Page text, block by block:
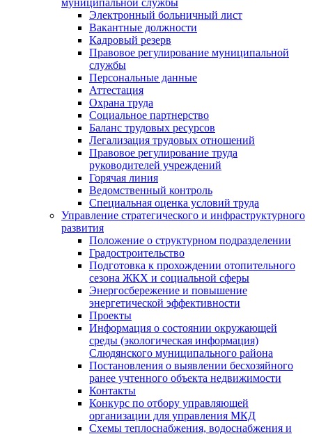
муниципальной службы
Электронный больничный лист
Вакантные должности
Кадровый резерв
Правовое регулирование муниципальной
службы
Персональные данные
Аттестация
Охрана труда
Социальное партнерство
Баланс трудовых ресурсов
Легализация трудовых отношений
Правовое регулирование труда
руководителей учреждений
Горячая линия
Ведомственный контроль
Специальная оценка условий труда
Управление стратегического и инфраструктурного
развития
Положение о структурном подразделении
Градостроительство
Подготовка к прохождении отопительного
сезона ЖКХ и социальной сферы
Энергосбережение и повышение
энергетической эффективности
Проекты
Информация о состоянии окружающей
среды (экологическая информация)
Слюдянского муниципального района
Постановления о выявлении бесхозяйного
ранее учтенного объекта недвижимости
Контакты
Конкурс по отбору управляющей
организации для управления МКД
Схемы теплоснабжения, водоснабжения и